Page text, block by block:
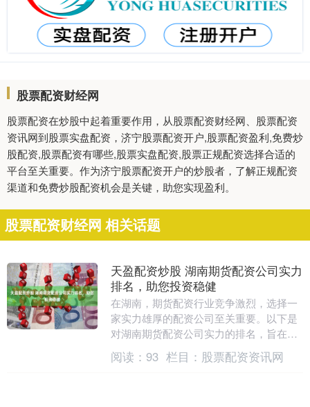
股票配资财经网
股票配资在炒股中起着重要作用，从股票配资财经网、股票配资
资讯网到股票实盘配资，济宁股票配资开户,股票配资盈利,免费炒
股配资,股票配资有哪些,股票实盘配资,股票正规配资选择合适的
平台至关重要。作为济宁股票配资开户的炒股者，了解正规配资
渠道和免费炒股配资机会是关键，助您实现盈利。
股票配资财经网 相关话题
天盈配资炒股 湖南期货配资公司实力
排名，助您投资稳健
在湖南，期货配资行业竞争激烈，选择一
家实力雄厚的配资公司至关重要。以下是
对湖南期货配资公司实力的排名，旨在帮
助投资者做出明智的决策： 首先，投资者
应该选择一家合....
阅读： 93 栏目： 股票配资资讯网